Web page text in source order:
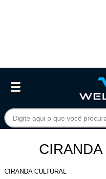
CIRANDA CULTURAL